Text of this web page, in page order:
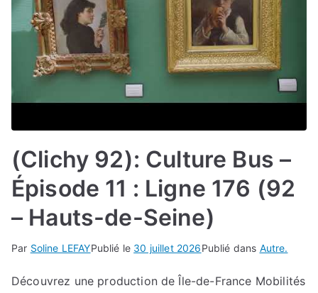
(Clichy 92): Culture Bus –
Épisode 11 : Ligne 176 (92
– Hauts-de-Seine)
Par Soline LEFAYPublié le 30 juillet 2026Publié dans Autre.
Découvrez une production de Île-de-France Mobilités